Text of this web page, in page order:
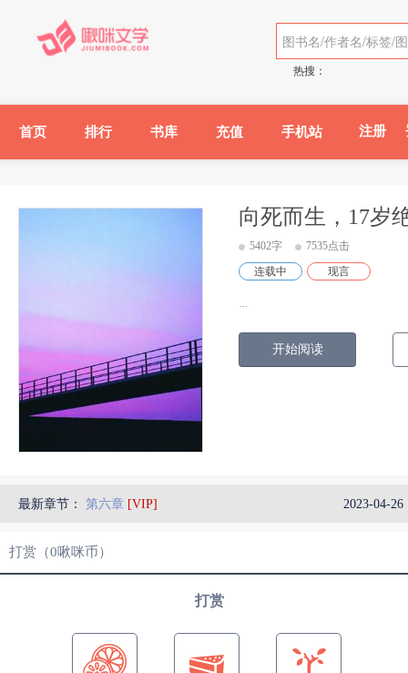
热搜：
首页 排行 书库 充值 手机站 注册
向死而生，17岁
5402字
7535点击
连载中
现言
...
开始阅读
最新章节： 第六章 [VIP] 2023-04-26
打赏（0啾咪币）
打赏